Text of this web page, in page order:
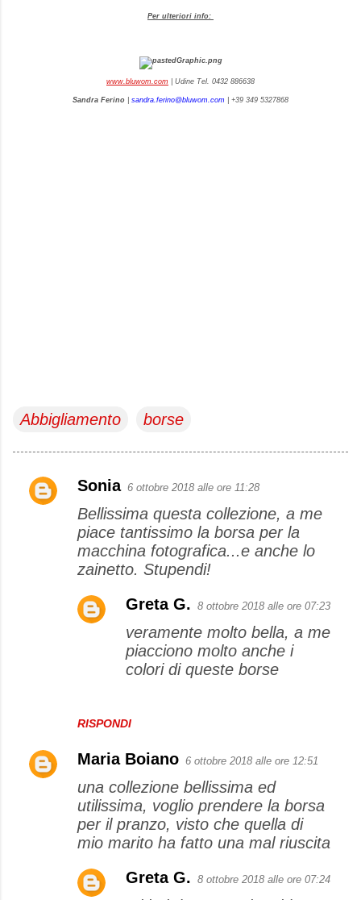
Per ulteriori info:
www.bluwom.com | Udine Tel. 0432 886638
Sandra Ferino sandra.ferino@bluwom.com | +39 349 5327868
Abbigliamento borse
C
Sonia 6 ottobre 2018 alle ore 11:28
Bellissima questa collezione, a me
piace tantissimo la borsa per la
macchina fotografica...e anche lo
zainetto. Stupendi!
RISPONDI
Greta G. 8 ottobre 2018 alle ore 07:23
veramente molto bella, a me
piacciono molto anche i
colori di queste borse
Maria Boiano 6 ottobre 2018 alle ore 12:51
una collezione bellissima ed
utilissima, voglio prendere la borsa
per il pranzo, visto che quella di
mio marito ha fatto una mal riuscita
Greta G. 8 ottobre 2018 alle ore 07:24